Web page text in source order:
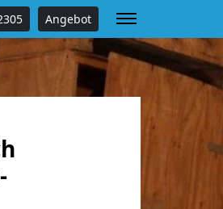
Angebot